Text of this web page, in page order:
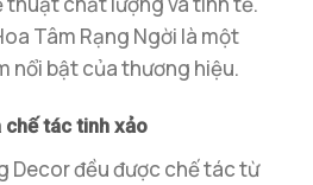
Tâm Rạng Ngời là một
nổi bật của thương hiệu.
tác tinh xảo
Decor đều được chế tác từ